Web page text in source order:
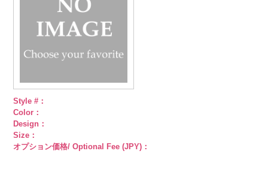
Style #：
Color：
Design：
Size：
オプション価格/ Optional Fee (JPY)：